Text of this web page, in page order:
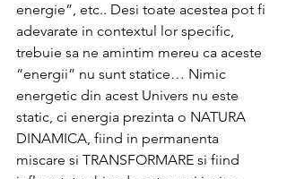
energie”, etc.. Desi toate acestea pot fi
adevarate in contextul lor specific,
trebuie sa ne amintim mereu ca aceste
“energii” nu sunt statice… Nimic
energetic din acest Univers nu este
static, ci energia prezinta o NATURA
DINAMICA, fiind in permanenta
miscare si TRANSFORMARE si fiind